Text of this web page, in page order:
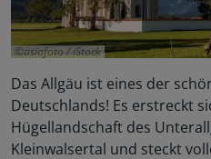
asiafoto / iStock
Das Allgäu ist eines der
Deutschlands! Es erstreckt
Hügellandschaft des
Kleinwalsertal und steckt